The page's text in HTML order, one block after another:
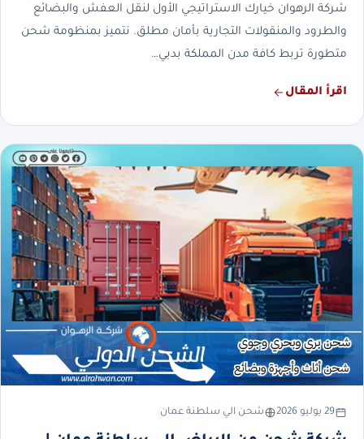
شركة الرهوان خيارك الاستراتيجي الأول لنقل العفش والبضائع
والطرود والمنقولات التجارية بأمان مطلق. نتميز بمنظومة شحن
متطورة تربط كافة مدن المملكة بدبي…
اقرأ المقال
29 يوليو 2026 شحن الي سلطنة عمان